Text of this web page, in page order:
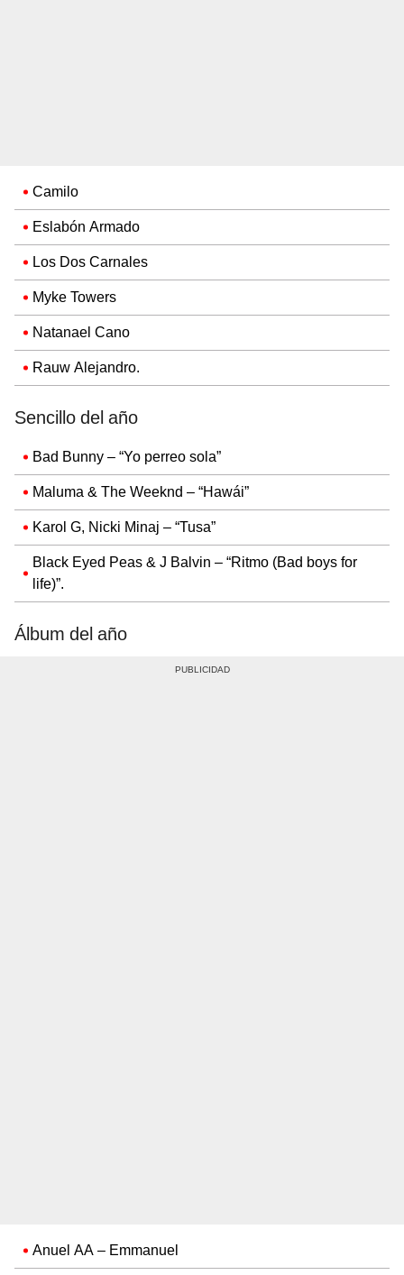
Camilo
Eslabón Armado
Los Dos Carnales
Myke Towers
Natanael Cano
Rauw Alejandro.
Sencillo del año
Bad Bunny – “Yo perreo sola”
Maluma & The Weeknd – “Hawái”
Karol G, Nicki Minaj – “Tusa”
Black Eyed Peas & J Balvin – “Ritmo (Bad boys for
life)”.
Álbum del año
Anuel AA – Emmanuel